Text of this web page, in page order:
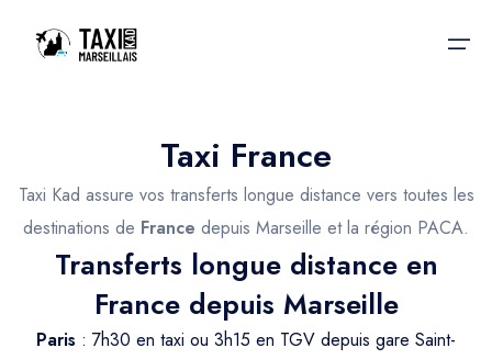
Nos services
Nos services
Taxis Aéroport
Trajet Gare SNCF
Taxis aéroport
Réservation
Taxi France
Taxi Kad assure vos transferts longue distance vers toutes les
destinations de France depuis Marseille et la région PACA.
Transferts longue distance en
France depuis Marseille
Paris : 7h30 en taxi ou 3h15 en TGV depuis gare Saint-